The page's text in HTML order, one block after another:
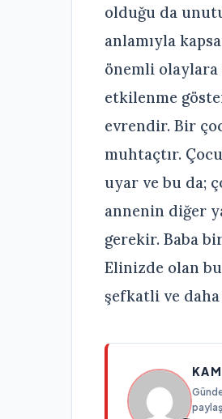
olduğu da
anlamıyla
önemli
etkilenme
evrendir. Bir
muhtaçtır.
uyar ve bu da;
annenin diğer
gerekir. Baba
Elinizde olan
şefkatli ve